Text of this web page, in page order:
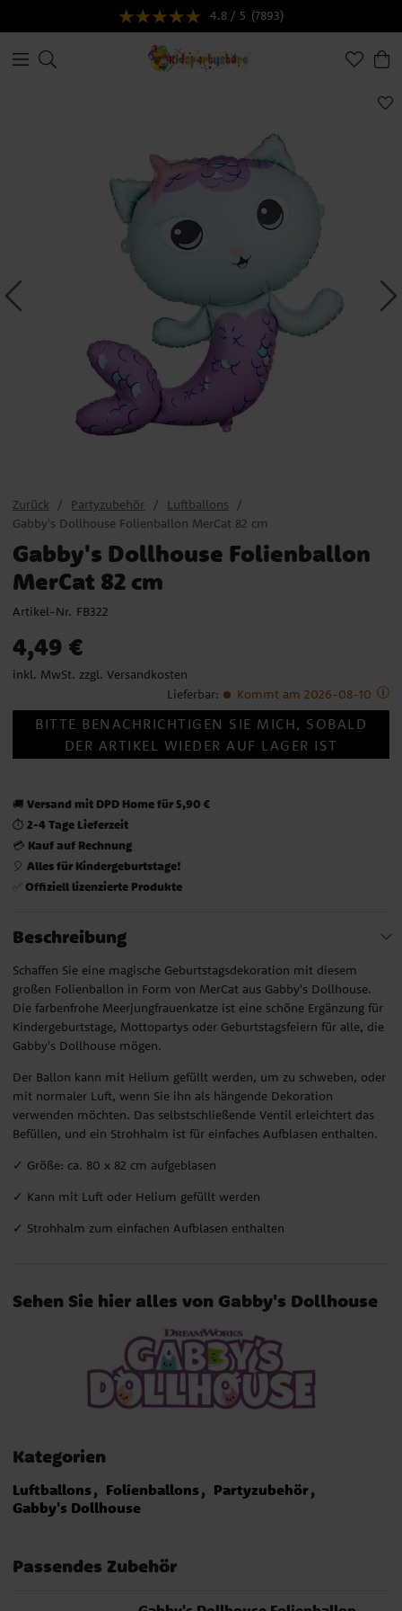
4.8 / 5 (7893)
Zurück Partyzubehör
Luftballons
Gabby's Dollhouse Folienballon MerCat 82 cm
Gabby's Dollhouse Folienballon
MerCat 82 cm
Artikel-Nr. FB322
Preis: 4,49 €
4,49 €
inkl. MwSt. zzgl. Versandkosten
Lieferbar: Kommt am 2026-08-10
BITTE BENACHRICHTIGEN SIE MICH, SOBALD
DER ARTIKEL WIEDER AUF LAGER IST
🚚 Versand mit DPD Home für 5,90 €
⏱️ 2-4 Tage Lieferzeit
💳 Kauf auf Rechnung
🎈 Alles für Kindergeburtstage!
✅ Offiziell lizenzierte Produkte
Beschreibung
Schaffen Sie eine magische Geburtstagsdekoration mit diesem
großen Folienballon in Form von MerCat aus Gabby's Dollhouse.
Die farbenfrohe Meerjungfrauenkatze ist eine schöne Ergänzung für
Kindergeburtstage, Mottopartys oder Geburtstagsfeiern für alle, die
Gabby's Dollhouse mögen.
Der Ballon kann mit Helium gefüllt werden, um zu schweben, oder
mit normaler Luft, wenn Sie ihn als hängende Dekoration
verwenden möchten. Das selbstschließende Ventil erleichtert das
Befüllen, und ein Strohhalm ist für einfaches Aufblasen enthalten.
✓ Größe: ca. 80 x 82 cm aufgeblasen
✓ Kann mit Luft oder Helium gefüllt werden
✓ Strohhalm zum einfachen Aufblasen enthalten
Sehen Sie hier alles von Gabby's Dollhouse
Kategorien
Luftballons Folienballons
Partyzubehör
Gabby's Dollhouse
Passendes Zubehör